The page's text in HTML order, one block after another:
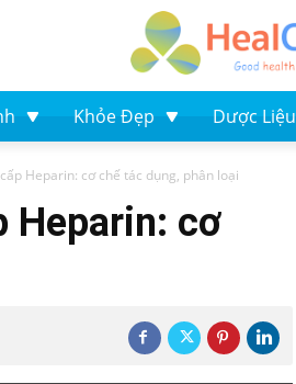
Khỏe Đẹp Dược Liệu
Heparin: cơ chế tác dụng, phân loại
Heparin: cơ